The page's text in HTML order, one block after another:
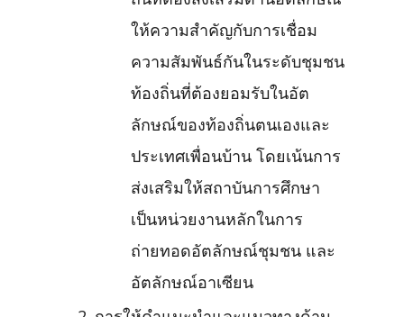
ให้ความสำคัญกับการเชื่อม
ความสัมพันธ์กันในระดับชุมชน
ท้องถิ่นที่ต้องยอมรับในอัต
ลักษณ์ของท้องถิ่นตนเองและ
ประเทศเพื่อนบ้าน โดยเน้นการ
ส่งเสริมให้สถาบันการศึกษา
เป็นหน่วยงานหลักในการ
ถ่ายทอดอัตลักษณ์ชุมชน และ
อัตลักษณ์อาเซียน